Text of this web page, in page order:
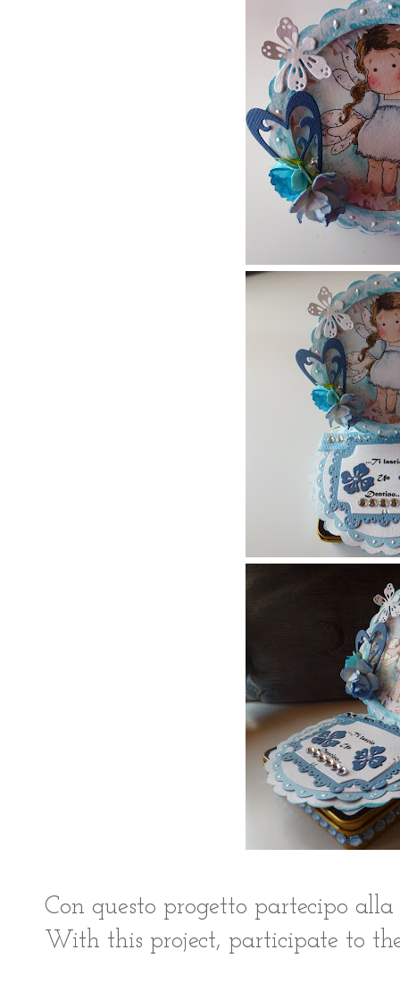
Con questo progetto partecipo
With this project, participate to